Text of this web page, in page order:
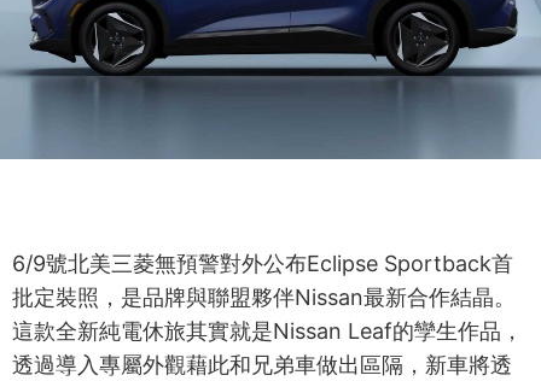
6/9號北美三菱無預警對外公布Eclipse Sportback首
批定裝照，是品牌與聯盟夥伴Nissan最新合作結晶。
這款全新純電休旅其實就是Nissan Leaf的孿生作品，
透過導入專屬外觀藉此和兄弟車做出區隔，新車將透